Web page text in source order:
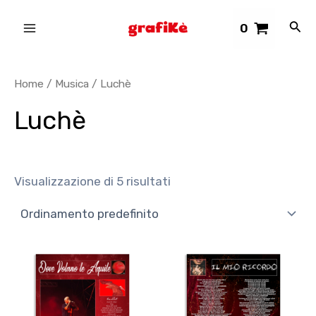
0
Home / Musica / Luchè
Luchè
Visualizzazione di 5 risultati
Questo
prodotto
ha
Questo
prodotto
ha